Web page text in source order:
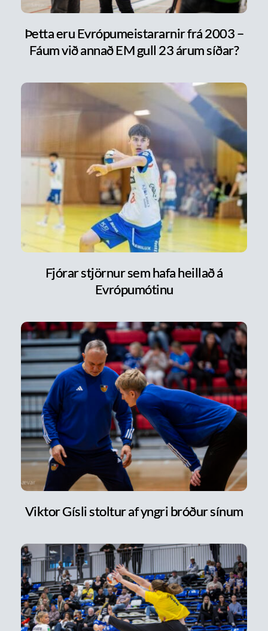
Þetta eru Evrópumeistararnir frá 2003 –
Fáum við annað EM gull 23 árum síðar?
Fjórar stjörnur sem hafa heillað á
Evrópumótinu
Viktor Gísli stoltur af yngri bróður sínum